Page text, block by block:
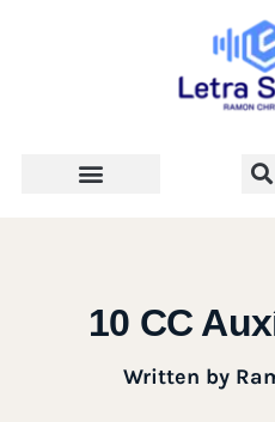
10 CC
Written by